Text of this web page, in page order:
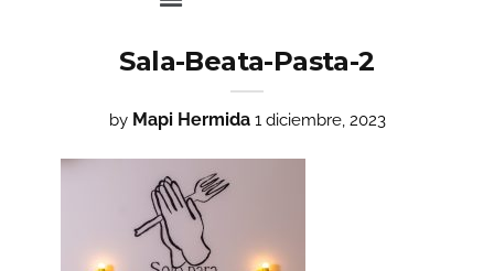
Sala-Beata-Pasta-2
by Mapi Hermida 1 diciembre, 2023